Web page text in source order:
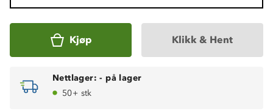
Kjøp Klikk & Hent
Nettlager: - på lager
50+ stk